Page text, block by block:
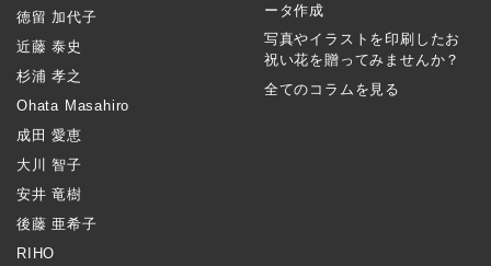
徳留 加代子
近藤 泰史
杉浦 孝之
Ohata Masahiro
成田 愛恵
大川 智子
安井 竜樹
後藤 亜希子
RIHO
ータ作成
写真やイラストを印刷したお
祝い花を贈ってみませんか？
全てのコラムを見る